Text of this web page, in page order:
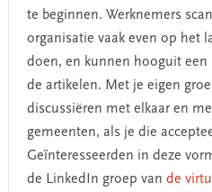
te beginnen. Werknemers
organisatie vaak even op het
doen, en kunnen hooguit een
de artikelen. Met je eigen
discussiëren met elkaar en
gemeenten, als je die
Geïnteresseerden in deze
de LinkedIn groep van de